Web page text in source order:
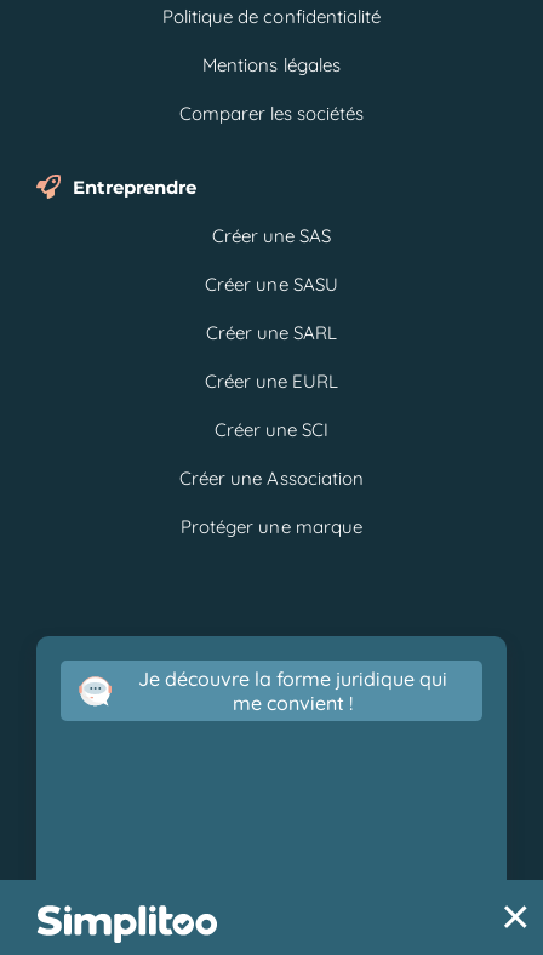
×
Politique de confidentialité
Mentions légales
Comparer les sociétés
Entreprendre
Créer une SAS
Créer une SASU
Créer une SARL
Créer une EURL
Créer une SCI
Créer une Association
Protéger une marque
Je découvre la forme juridique qui
me convient !